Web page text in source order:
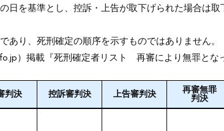
日を基準とし、控訴・上告が取下げられた場合は
り、死刑確定の順序を示すものではありません。
）掲載『死刑確定者リスト 再審により無罪とな
判決 控訴審判決 上告審判決 再審無罪
判決